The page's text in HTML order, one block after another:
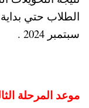
سبتمبر
موعد المرحلة